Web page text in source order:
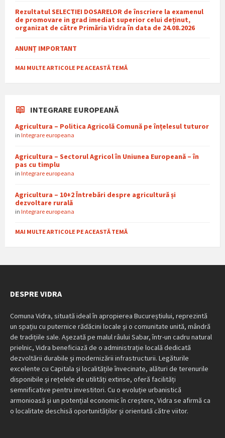
Rezultatul SELECTIEI DOSARELOR de înscriere la examenul
de promovare in grad imediat superior celui deținut,
organizat de către Primăria Vidra în data de 24.08.2026
ANUNȚ IMPORTANT
MAI MULTE ARTICOLE PE ACEASTĂ TEMĂ
INTEGRARE EUROPEANĂ
Agricultura – Politica Agricolă Comună pe înțelesul tuturor
in Integrare europeana
Agricultura – Sectorul Agricol în Uniunea Europeană – în
pas cu timplu
in Integrare europeana
Agricultura – 10+2 Întrebări despre agricultură și
dezvoltare rurală
in Integrare europeana
MAI MULTE ARTICOLE PE ACEASTĂ TEMĂ
DESPRE VIDRA
Comuna Vidra, situată ideal în apropierea Bucureștiului, reprezintă
un spațiu cu puternice rădăcini locale și o comunitate unită, mândră
de tradițiile sale. Așezată pe malul râului Sabar, într-un cadru natural
prielnic, Vidra beneficiază de o administrație locală dedicată
dezvoltării durabile și modernizării infrastructurii. Legăturile
excelente cu Capitala și localitățile învecinate, alături de terenurile
disponibile și rețelele de utilități extinse, oferă facilități
semnificative pentru investitori. Cu o evoluție urbanistică
armonioasă și un potențial economic în creștere, Vidra se afirmă ca
o localitate deschisă oportunităților și orientată către viitor.